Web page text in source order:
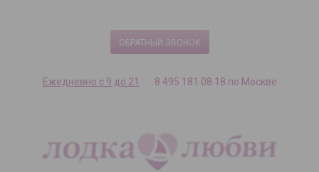
ОБРАТНЫЙ ЗВОНОК
Ежедневно с 9 до 21 8 495 181 08 18 по Москве